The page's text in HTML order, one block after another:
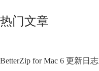
热门文章
BetterZip for Mac 6 更新日志